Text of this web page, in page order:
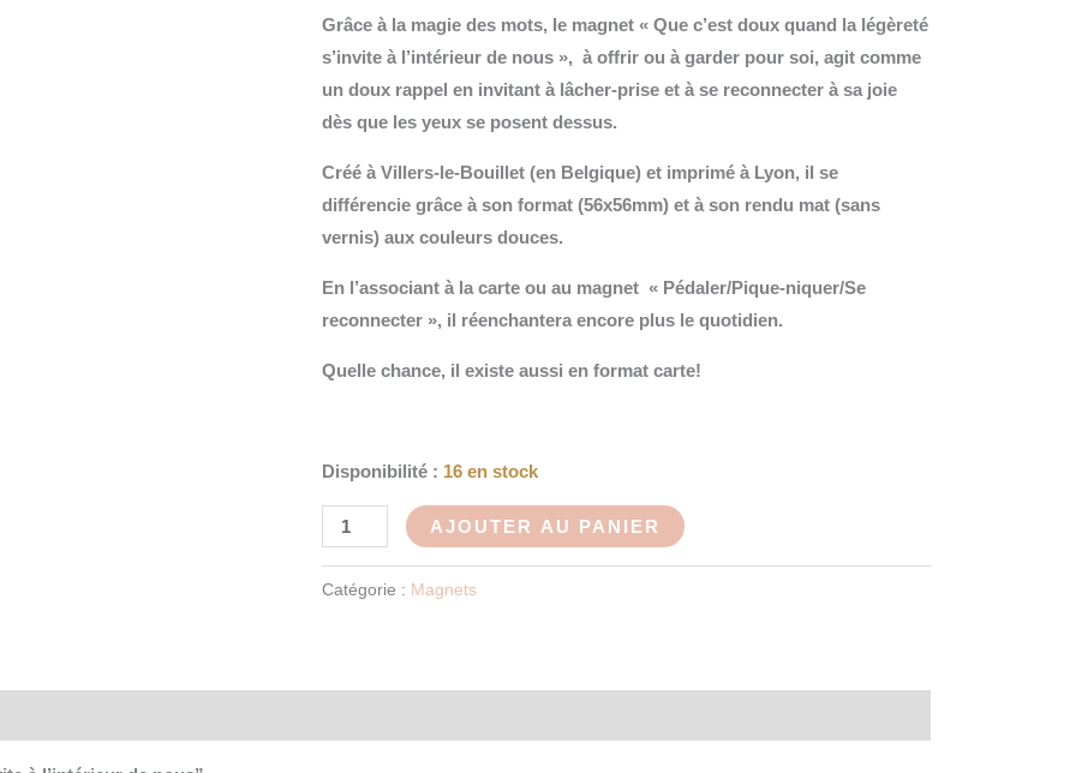
Grâce à la magie des mots, le magnet « Que c’est doux quand la légèreté
s’invite à l’intérieur de nous », à offrir ou à garder pour soi, agit comme
un doux rappel en invitant à lâcher-prise et à se reconnecter à sa joie
dès que les yeux se posent dessus.
Créé à Villers-le-Bouillet (en Belgique) et imprimé à Lyon, il se
différencie grâce à son format (56x56mm) et à son rendu mat (sans
vernis) aux couleurs douces.
En l’associant à la carte ou au magnet « Pédaler/Pique-niquer/Se
reconnecter », il réenchantera encore plus le quotidien.
Quelle chance, il existe aussi en format carte!
Disponibilité : 16 en stock
AJOUTER AU PANIER
Catégorie : Magnets